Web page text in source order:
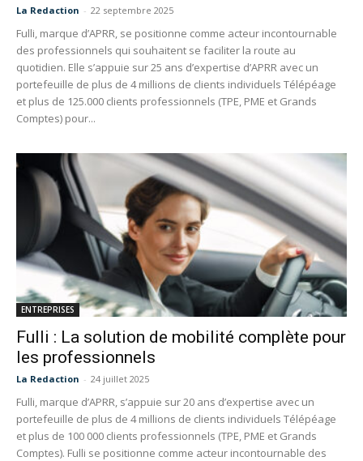
La Redaction - 22 septembre 2025
Fulli, marque d’APRR, se positionne comme acteur incontournable
des professionnels qui souhaitent se faciliter la route au
quotidien. Elle s’appuie sur 25 ans d’expertise d’APRR avec un
portefeuille de plus de 4 millions de clients individuels Télépéage
et plus de 125.000 clients professionnels (TPE, PME et Grands
Comptes) pour...
ENTREPRISES
Fulli : La solution de mobilité complète pour
les professionnels
La Redaction - 24 juillet 2025
Fulli, marque d’APRR, s’appuie sur 20 ans d’expertise avec un
portefeuille de plus de 4 millions de clients individuels Télépéage
et plus de 100 000 clients professionnels (TPE, PME et Grands
Comptes). Fulli se positionne comme acteur incontournable des